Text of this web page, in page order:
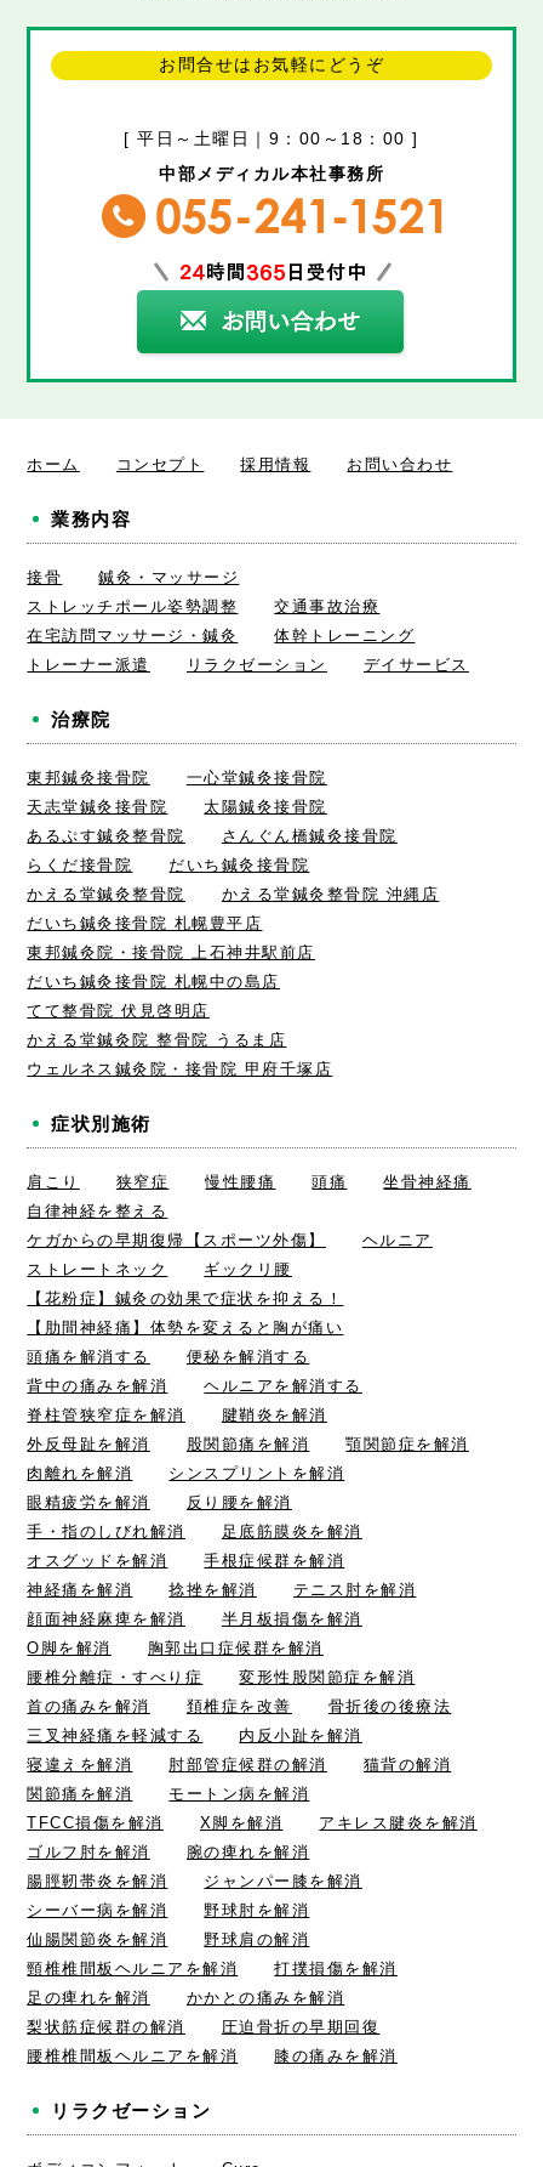
お問合せはお気軽にどうぞ
[ 平日～土曜日｜9：00～18：00 ]
中部メディカル本社事務所
ホーム コンセプト 採用情報 お問い合わせ
業務内容
接骨
鍼灸・マッサージ
ストレッチポール姿勢調整
交通事故治療
在宅訪問マッサージ・鍼灸
体幹トレーニング
トレーナー派遣
リラクゼーション デイサービス
治療院
東邦鍼灸接骨院
一心堂鍼灸接骨院
天志堂鍼灸接骨院
太陽鍼灸接骨院
あるぷす鍼灸整骨院
さんぐん橋鍼灸接骨院
らくだ接骨院
だいち鍼灸接骨院
かえる堂鍼灸整骨院
かえる堂鍼灸整骨院 沖縄店
だいち鍼灸接骨院 札幌豊平店
東邦鍼灸院・接骨院 上石神井駅前店
だいち鍼灸接骨院 札幌中の島店
てて整骨院 伏見啓明店
かえる堂鍼灸院 整骨院 うるま店
ウェルネス鍼灸院・接骨院 甲府千塚店
症状別施術
肩こり 狭窄症 慢性腰痛 頭痛
坐骨神経痛
自律神経を整える
ケガからの早期復帰【スポーツ外傷】
ヘルニア
ストレートネック
ギックリ腰
【花粉症】鍼灸の効果で症状を抑える！
【肋間神経痛】体勢を変えると胸が痛い
頭痛を解消する
便秘を解消する
背中の痛みを解消
ヘルニアを解消する
脊柱管狭窄症を解消
腱鞘炎を解消
外反母趾を解消
股関節痛を解消
顎関節症を解消
肉離れを解消
シンスプリントを解消
眼精疲労を解消
反り腰を解消
手・指のしびれ解消
足底筋膜炎を解消
オスグッドを解消
手根症候群を解消
神経痛を解消
捻挫を解消
テニス肘を解消
顔面神経麻痺を解消
半月板損傷を解消
O脚を解消
胸郭出口症候群を解消
腰椎分離症・すべり症
変形性股関節症を解消
首の痛みを解消
頚椎症を改善
骨折後の後療法
三叉神経痛を軽減する
内反小趾を解消
寝違えを解消
肘部管症候群の解消
猫背の解消
関節痛を解消
モートン病を解消
TFCC損傷を解消
X脚を解消
アキレス腱炎を解消
ゴルフ肘を解消
腕の痺れを解消
腸脛靭帯炎を解消
ジャンパー膝を解消
シーバー病を解消
野球肘を解消
仙腸関節炎を解消
野球肩の解消
頸椎椎間板ヘルニアを解消
打撲損傷を解消
足の痺れを解消
かかとの痛みを解消
梨状筋症候群の解消
圧迫骨折の早期回復
腰椎椎間板ヘルニアを解消
膝の痛みを解消
リラクゼーション